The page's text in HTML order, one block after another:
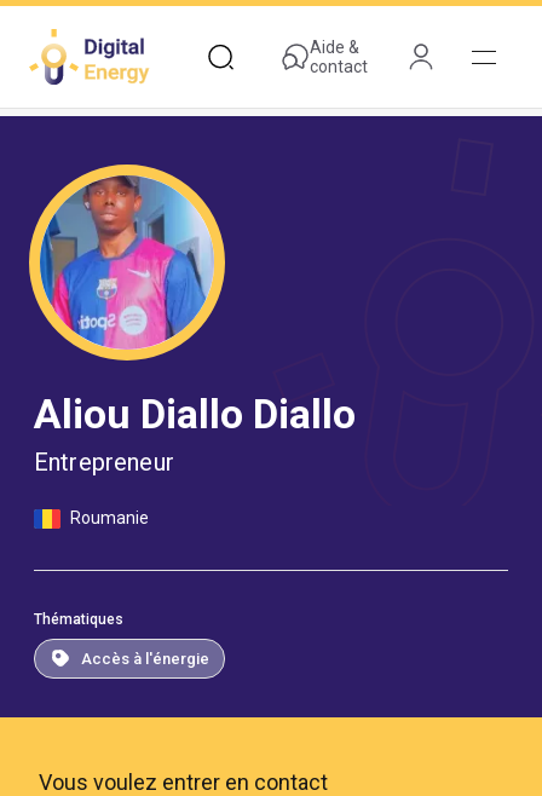
contenu
principal
Aide &
contact
Aliou Diallo Diallo
Entrepreneur
Roumanie
Thématiques
Accès à l'énergie
Vous voulez entrer en contact